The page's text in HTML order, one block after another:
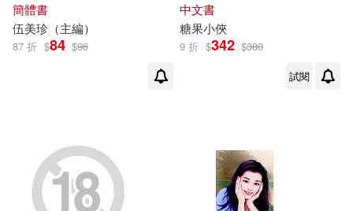
簡體書
伍美珍（主編）
87 折 $84 $96
中文書
糖果小俠
9 折 $342 $380
試閱